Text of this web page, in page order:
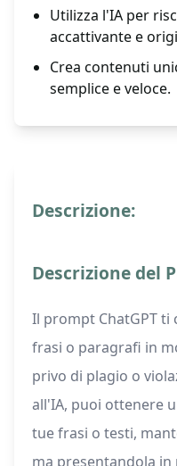
Utilizza l'IA per
accattivante e
Crea contenuti
semplice e veloce.
Descrizione:
Descrizione del
Il prompt ChatGPT ti
frasi o paragrafi in
privo di plagio o
all'IA, puoi ottenere
tue frasi o testi,
ma presentandola